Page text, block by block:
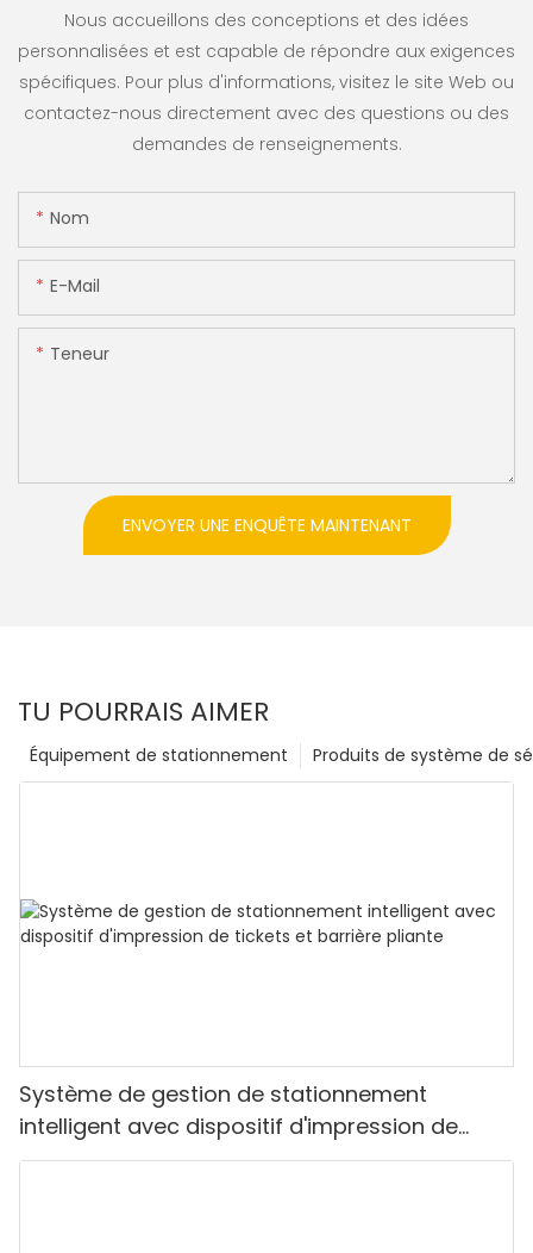
Nous accueillons des conceptions et des idées
personnalisées et est capable de répondre aux exigences
spécifiques. Pour plus d'informations, visitez le site Web ou
contactez-nous directement avec des questions ou des
demandes de renseignements.
Nom
E-Mail
Teneur
ENVOYER UNE ENQUÊTE MAINTENANT
TU POURRAIS AIMER
Produits de système de
Équipement de stationnement
Système de gestion de stationnement
intelligent avec dispositif d'impression de
tickets et barrière pliante